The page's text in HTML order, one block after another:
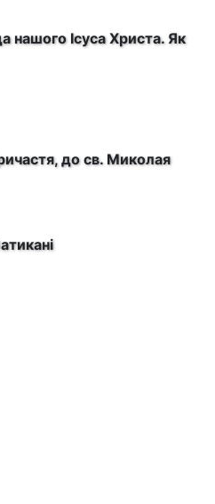
нашого Ісуса Христа. Як
до св. Миколая